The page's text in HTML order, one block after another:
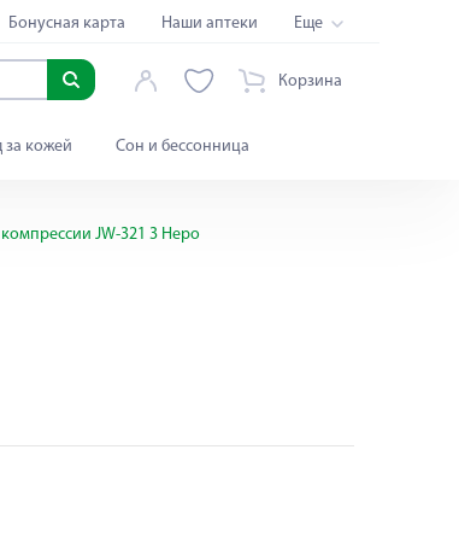
Бонусная карта Наши аптеки Еще
Корзина
за кожей Сон и бессонница
JW-321 3 Неро